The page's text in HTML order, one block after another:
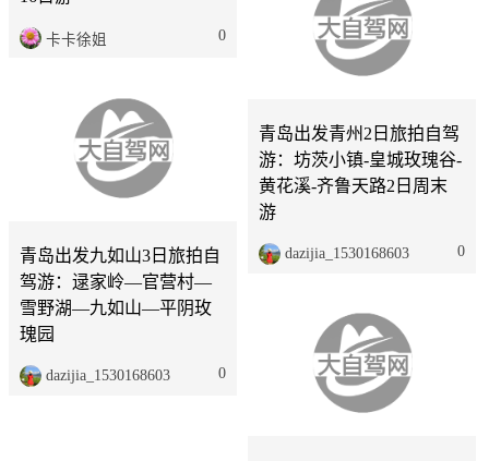
卡卡徐姐 0
青岛出发青州2日旅拍自驾
游：坊茨小镇-皇城玫瑰谷-
黄花溪-齐鲁天路2日周末
游
dazijia_1530168603 0
青岛出发九如山3日旅拍自
驾游：逯家岭—官营村—
雪野湖—九如山—平阴玫